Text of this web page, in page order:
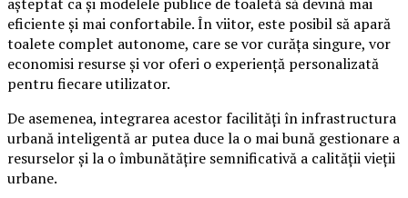
eficiente și mai confortabile. În viitor, este posibil să apară
toalete complet autonome, care se vor curăța singure, vor
economisi resurse și vor oferi o experiență personalizată
pentru fiecare utilizator.
De asemenea, integrarea acestor facilități în infrastructura
urbană inteligentă ar putea duce la o mai bună gestionare a
resurselor și la o îmbunătățire semnificativă a calității vieții
urbane.